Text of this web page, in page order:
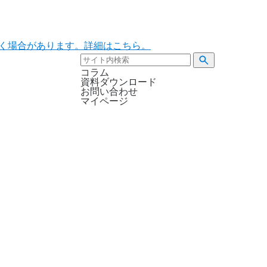
合があります。詳細はこちら。
コラム
資料ダウンロード
お問い合わせ
マイページ